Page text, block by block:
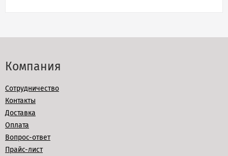
Компания
Сотрудничество
Контакты
Доставка
Оплата
Вопрос-ответ
Прайс-лист